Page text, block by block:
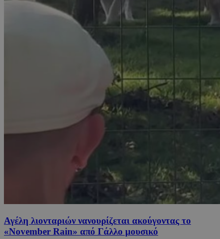
Αγέλη λιονταριών νανουρίζεται ακούγοντας το
«November Rain» από Γάλλο μουσικό